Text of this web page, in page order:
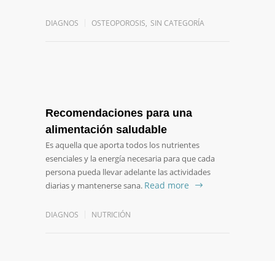
DIAGNOS OSTEOPOROSIS, SIN CATEGORÍA
Recomendaciones para una
alimentación saludable
Es aquella que aporta todos los nutrientes
esenciales y la energía necesaria para que cada
persona pueda llevar adelante las actividades
diarias y mantenerse sana. Read more
DIAGNOS NUTRICIÓN